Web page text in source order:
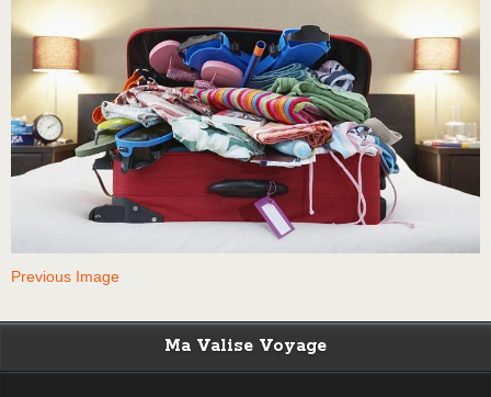
Previous Image
Ma Valise Voyage